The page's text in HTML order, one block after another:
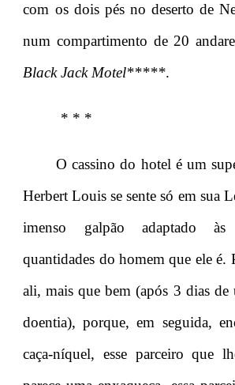
com os dois pés no deserto de
num compartimento de 20
Black Jack Motel*****.
* * *
O cassino do hotel é um
Herbert Louis se sente só em sua
imenso galpão adaptado
quantidades do homem que ele é.
ali, mais que bem (após 3 dias de
doentia), porque, em seguida,
caça-níquel, esse parceiro que